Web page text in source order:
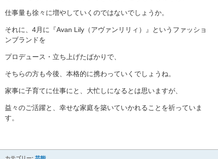
仕事量も徐々に増やしていくのではないでしょうか。
それに、4月に『Avan Lily（アヴァンリリィ）』というファッショ
ンブランドを
プロデュース・立ち上げたばかりで、
そちらの方も今後、本格的に携わっていくでしょうね。
家事に子育てに仕事にと、大忙しになるとは思いますが、
益々のご活躍と、幸せな家庭を築いていかれることを祈っていま
す。